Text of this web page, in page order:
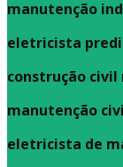
manutenção
eletricista
construção civil
manutenção
eletricista de